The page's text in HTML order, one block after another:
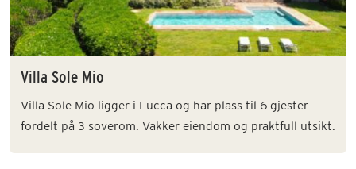
Villa Sole Mio
Villa Sole Mio ligger i Lucca og har plass til 6 gjester
fordelt på 3 soverom. Vakker eiendom og praktfull utsikt.